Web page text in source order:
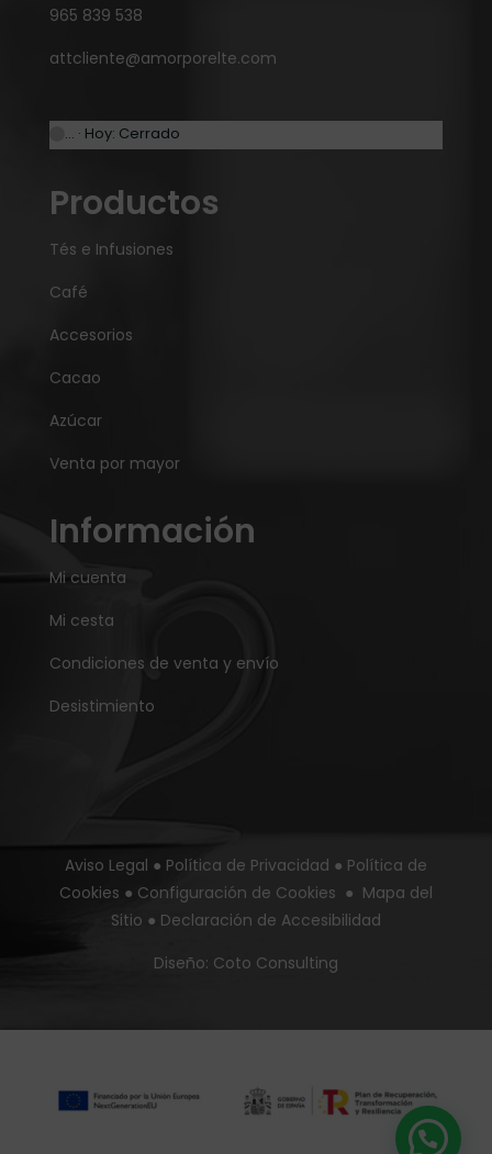
965 839 538
attcliente@amorporelte.com
… · Hoy: Cerrado
Productos
Tés e Infusiones
Café
Accesorios
Cacao
Azúcar
Venta por mayor
Información
Mi cuenta
Mi cesta
Condiciones de venta y envío
Desistimiento
Aviso Legal ● Política de Privacidad ● Política de
Cookies ● Configuración de Cookies ● Mapa del
Sitio ● Declaración de Accesibilidad
Diseño: Coto Consulting